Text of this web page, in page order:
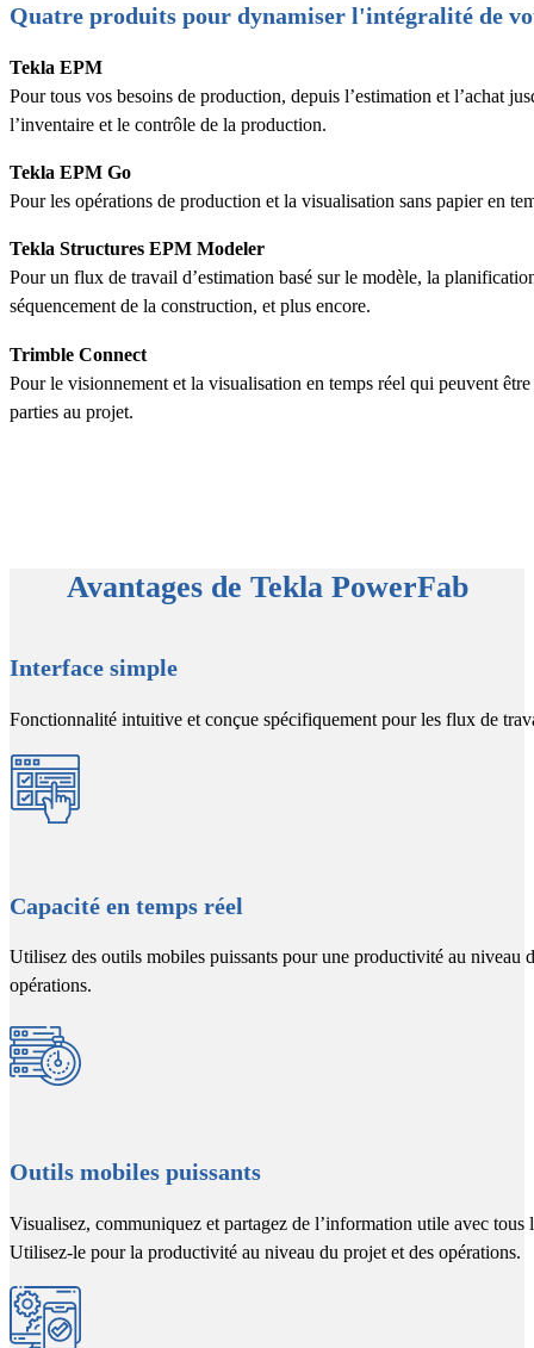
Quatre produits pour dynamiser l'intégralité de
Tekla EPM
Pour tous vos besoins de production, depuis l’estimation et l’achat
l’inventaire et le contrôle de la production.
Tekla EPM Go
Pour les opérations de production et la visualisation sans papier en
Tekla Structures EPM Modeler
Pour un flux de travail d’estimation basé sur le modèle, la
séquencement de la construction, et plus encore.
Trimble Connect
Pour le visionnement et la visualisation en temps réel qui peuvent être
parties au projet.
Avantages de Tekla PowerFab
Interface simple
Fonctionnalité intuitive et conçue spécifiquement pour les flux de
Capacité en temps réel
Utilisez des outils mobiles puissants pour une productivité au niveau
opérations.
Outils mobiles puissants
Visualisez, communiquez et partagez de l’information utile avec tous
Utilisez-le pour la productivité au niveau du projet et des opérations.